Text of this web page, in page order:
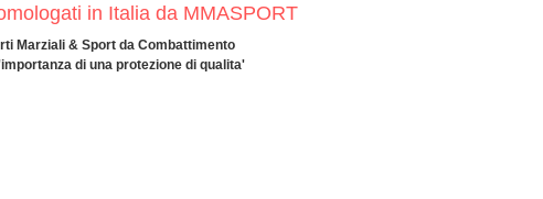
in Italia da MMASPORT
Marziali & Sport da Combattimento
di una protezione di qualita'